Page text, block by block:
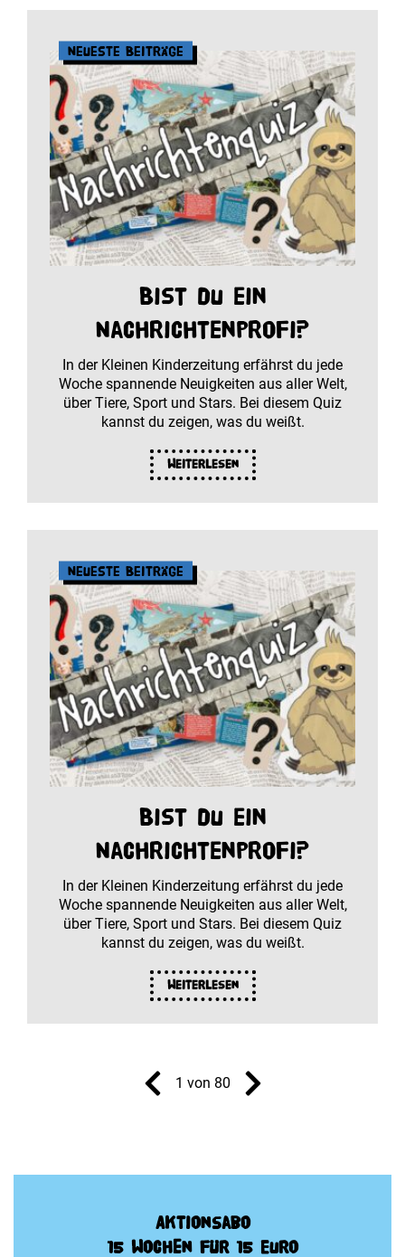
Neueste Beiträge
Bist du ein
Nachrichtenprofi?
In der Kleinen Kinderzeitung erfährst du jede
Woche spannende Neuigkeiten aus aller Welt,
über Tiere, Sport und Stars. Bei diesem Quiz
kannst du zeigen, was du weißt.
Weiterlesen
Neueste Beiträge
Bist du ein
Nachrichtenprofi?
In der Kleinen Kinderzeitung erfährst du jede
Woche spannende Neuigkeiten aus aller Welt,
über Tiere, Sport und Stars. Bei diesem Quiz
kannst du zeigen, was du weißt.
Weiterlesen
1 von 80
Aktionsabo
15 Wochen für 15 Euro